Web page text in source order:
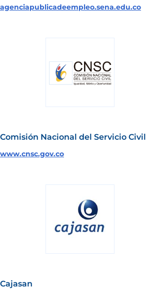
agenciapublicadeempleo.sena.edu.co
Comisión Nacional del Servicio Civil
www.cnsc.gov.co
Cajasan